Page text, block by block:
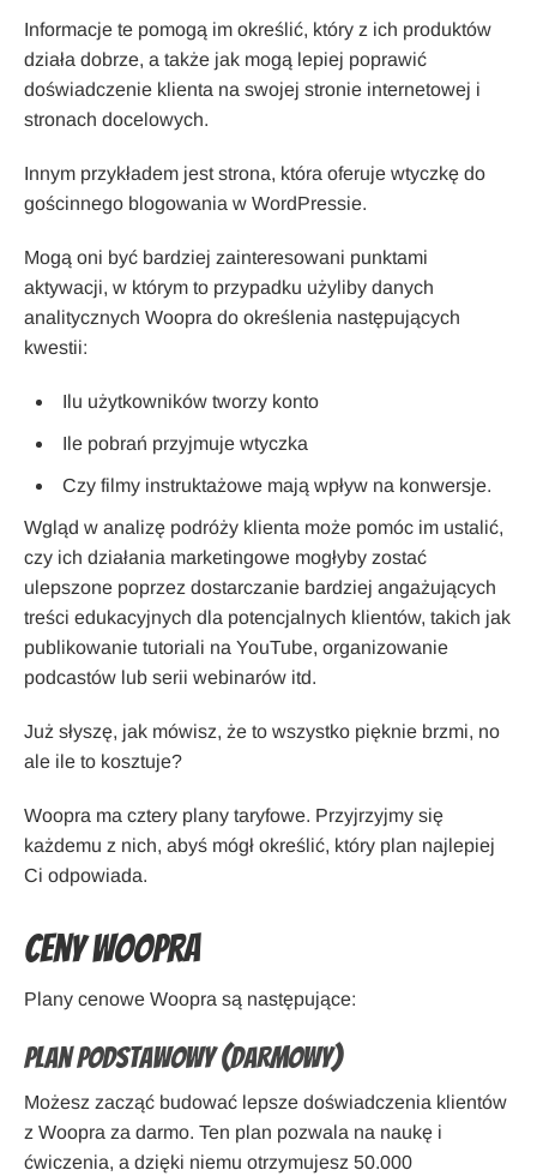
Informacje te pomogą im określić, który z ich produktów
działa dobrze, a także jak mogą lepiej poprawić
doświadczenie klienta na swojej stronie internetowej i
stronach docelowych.
Innym przykładem jest strona, która oferuje wtyczkę do
gościnnego blogowania w WordPressie.
Mogą oni być bardziej zainteresowani punktami
aktywacji, w którym to przypadku użyliby danych
analitycznych Woopra do określenia następujących
kwestii:
Ilu użytkowników tworzy konto
Ile pobrań przyjmuje wtyczka
Czy filmy instruktażowe mają wpływ na konwersje.
Wgląd w analizę podróży klienta może pomóc im ustalić,
czy ich działania marketingowe mogłyby zostać
ulepszone poprzez dostarczanie bardziej angażujących
treści edukacyjnych dla potencjalnych klientów, takich jak
publikowanie tutoriali na YouTube, organizowanie
podcastów lub serii webinarów itd.
Już słyszę, jak mówisz, że to wszystko pięknie brzmi, no
ale ile to kosztuje?
Woopra ma cztery plany taryfowe. Przyjrzyjmy się
każdemu z nich, abyś mógł określić, który plan najlepiej
Ci odpowiada.
Ceny Woopra
Plany cenowe Woopra są następujące:
Plan podstawowy (darmowy)
Możesz zacząć budować lepsze doświadczenia klientów
z Woopra za darmo. Ten plan pozwala na naukę i
ćwiczenia, a dzięki niemu otrzymujesz 50.000